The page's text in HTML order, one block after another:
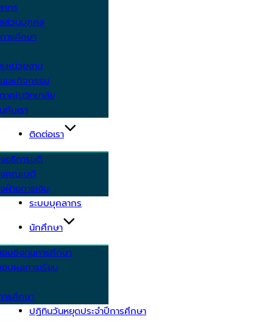
กร
ส่วนบุคคล
ารศึกษา
หน่วยงาน
และกิจกรรม
าศในวิทยาลัย
กับเรา
ติดต่อเรา
อธิการบดี
คณะบดี
ฝ่ายการเงิน
ระบบบุคลากร
นักศึกษา
บชิงทุนการศึกษา
บผลการเรียน
รศึกษา
ปฏิทินวันหยุดประจำปีการศึกษา